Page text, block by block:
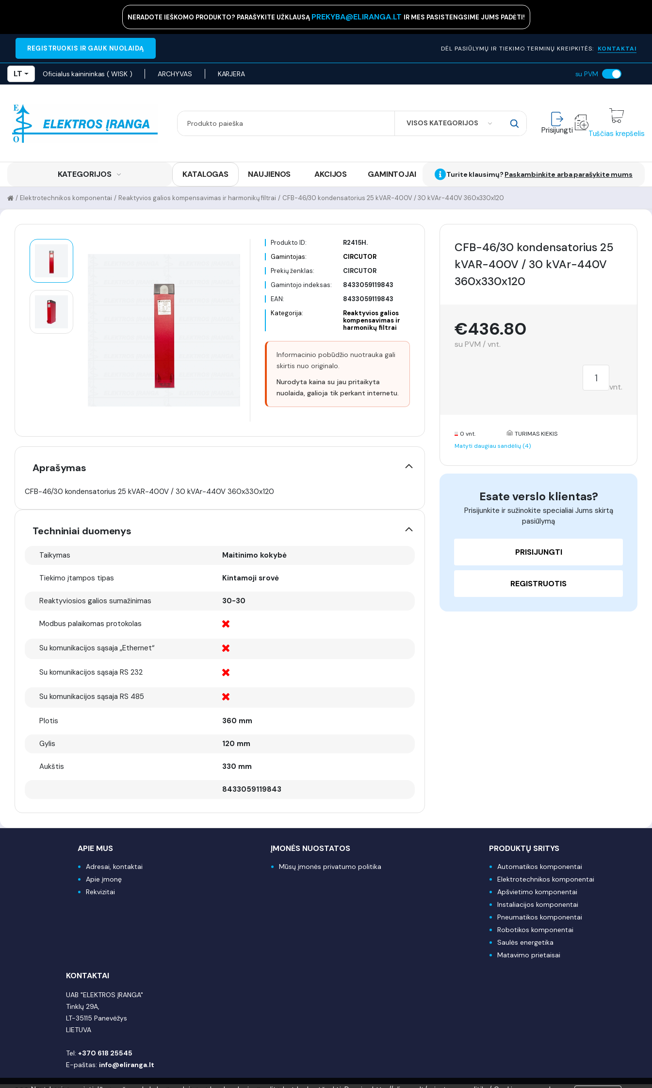
NERADOTE IEŠKOMO PRODUKTO? PARAŠYKITE UŽKLAUSĄ PREKYBA@ELIRANGA.LT IR MES PASISTENGSIME JUMS PADĖTI!
REGISTRUOKIS IR GAUK NUOLAIDĄ DĖL PASIŪLYMŲ IR TIEKIMO TERMINŲ KREIPKITĖS: KONTAKTAI
LT Oficialus kainininkas ( WISK ) ARCHYVAS KARJERA su PVM
VISOS KATEGORIJOS
SEARCH Prisijungti Tuščias krepšelis
KATEGORIJOS KATALOGAS NAUJIENOS AKCIJOS GAMINTOJAI Turite klausimų? Paskambinkite arba parašykite mums
CFB-46/30 kondensatorius 25 kVAR-400V / 30 kVAr-440V 360x330x120
/
Reaktyvios galios kompensavimas ir harmonikų filtrai
/
Elektrotechnikos komponentai
/
Produkto ID:
R2415H.
Gamintojas:
CIRCUTOR
Prekių ženklas:
CIRCUTOR
Gamintojo indeksas:
8433059119843
EAN:
8433059119843
Kategorija:
Reaktyvios galios
kompensavimas ir
harmonikų filtrai
Informacinio pobūdžio nuotrauka gali
skirtis nuo originalo.
Nurodyta kaina su jau pritaikyta
nuolaida, galioja tik perkant internetu.
Aprašymas
CFB-46/30 kondensatorius 25 kVAR-400V / 30 kVAr-440V 360x330x120
Techniniai duomenys
Taikymas Maitinimo kokybė
Tiekimo įtampos tipas Kintamoji srovė
Reaktyviosios galios sumažinimas 30-30
Modbus palaikomas protokolas
Su komunikacijos sąsaja „Ethernet“
Su komunikacijos sąsaja RS 232
Su komunikacijos sąsaja RS 485
Plotis 360 mm
Gylis 120 mm
Aukštis 330 mm
8433059119843
CFB-46/30 kondensatorius 25
kVAR-400V / 30 kVAr-440V
360x330x120
€436.80
su PVM / vnt.
vnt.
0 vnt.
TURIMAS KIEKIS
Matyti daugiau sandėlių (4)
Esate verslo klientas?
Prisijunkite ir sužinokite specialiai Jums skirtą
pasiūlymą
PRISIJUNGTI
REGISTRUOTIS
APIE MUS
Adresai, kontaktai
Apie įmonę
Rekvizitai
ĮMONĖS NUOSTATOS
Mūsų įmonės privatumo politika
PRODUKTŲ SRITYS
Automatikos komponentai
Elektrotechnikos komponentai
Apšvietimo komponentai
Instaliacijos komponentai
Pneumatikos komponentai
Robotikos komponentai
Saulės energetika
Matavimo prietaisai
KONTAKTAI
UAB "ELEKTROS ĮRANGA"
Tinklų 29A,
LT-35115 Panevėžys
LIETUVA
Tel:+370 618 25545
E-paštas: info@eliranga.lt